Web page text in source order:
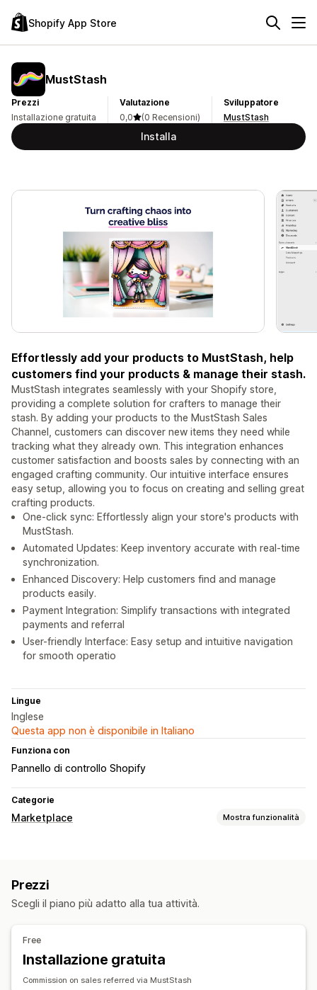
Shopify App Store
MustStash
Prezzi
Installazione gratuita
Valutazione
0,0
(0 Recensioni)
Sviluppatore
MustStash
Installa
Effortlessly add your products to MustStash, help
customers find your products & manage their stash.
MustStash integrates seamlessly with your Shopify store,
providing a complete solution for crafters to manage their
stash. By adding your products to the MustStash Sales
Channel, customers can discover new items they need while
tracking what they already own. This integration enhances
customer satisfaction and boosts sales by connecting with an
engaged crafting community. Our intuitive interface ensures
easy setup, allowing you to focus on creating and selling great
crafting products.
One-click sync: Effortlessly align your store's products with
MustStash.
Automated Updates: Keep inventory accurate with real-time
synchronization.
Enhanced Discovery: Help customers find and manage
products easily.
Payment Integration: Simplify transactions with integrated
payments and referral
User-friendly Interface: Easy setup and intuitive navigation
for smooth operatio
Lingue
Inglese
Questa app non è disponibile in Italiano
Funziona con
Pannello di controllo Shopify
Categorie
Marketplace Mostra funzionalità
Sincronizzazione dei prodotti
Prezzi
Scegli il piano più adatto alla tua attività.
Free
Installazione gratuita
Commission on sales referred via MustStash